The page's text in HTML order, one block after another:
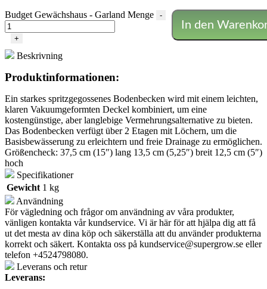
Budget Gewächshaus - Garland Menge
-
+
In den
Beskrivning
Produktinformationen:
Ein starkes spritzgegossenes Bodenbecken wird mit einem leichten,
klaren Vakuumgeformten Deckel kombiniert, um eine
kostengünstige, aber langlebige Vermehrungsalternative zu bieten.
Das Bodenbecken verfügt über 2 Etagen mit Löchern, um die
Basisbewässerung zu erleichtern und freie Drainage zu ermöglichen.
Größencheck: 37,5 cm (15″) lang 13,5 cm (5,25″) breit 12,5 cm (5″)
hoch
Specifikationer
Gewicht 1 kg
Användning
För vägledning och frågor om användning av våra produkter,
vänligen kontakta vår kundservice. Vi är här för att hjälpa dig att få
ut det mesta av dina köp och säkerställa att du använder produkterna
korrekt och säkert. Kontakta oss på kundservice@supergrow.se eller
telefon +4524798080.
Leverans och retur
Leverans: